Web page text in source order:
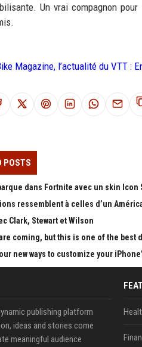
Un vrai compagnon
Magazine, l’actualité du VTT :
POSTS
dans Fortnite avec un skin
ressemblent à celles d’un
Clark, Stewart et Wilson
coming, but this is one of the best
new ways to customize your
publishing platform
ideas and stories come
meaningful audience